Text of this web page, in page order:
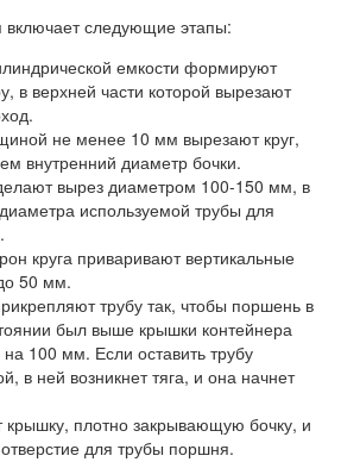
включает следующие этапы:
емкости формируют
в верхней части которой вырезают
не менее 10 мм вырезают круг,
внутренний диаметр бочки.
вырез диаметром 100-150 мм, в
используемой трубы для
круга приваривают вертикальные
50 мм.
трубу так, чтобы поршень в
был выше крышки контейнера
на 100 мм. Если оставить трубу
в ней возникнет тяга, и она начнет
крышку, плотно закрывающую бочку, и
для трубы поршня.